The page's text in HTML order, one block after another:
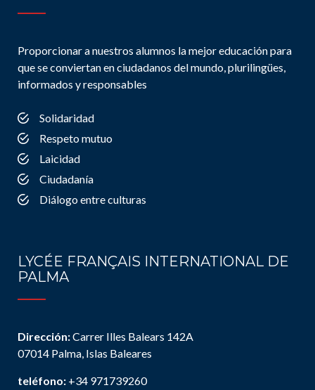
Proporcionar a nuestros alumnos la mejor educación para
que se conviertan en ciudadanos del mundo, plurilingües,
informados y responsables
Solidaridad
Respeto mutuo
Laicidad
Ciudadanía
Diálogo entre culturas
LYCÉE FRANÇAIS INTERNATIONAL DE
PALMA
Dirección:Carrer Illes Balears 142A
07014 Palma, Islas Baleares
teléfono: +34 971739260